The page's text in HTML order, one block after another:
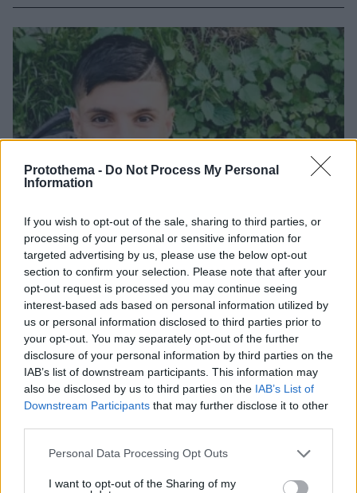
Protothema - Do Not Process My Personal
Information
If you wish to opt-out of the sale, sharing to third parties, or
processing of your personal or sensitive information for
targeted advertising by us, please use the below opt-out
section to confirm your selection. Please note that after your
opt-out request is processed you may continue seeing
interest-based ads based on personal information utilized by
us or personal information disclosed to third parties prior to
your opt-out. You may separately opt-out of the further
disclosure of your personal information by third parties on the
IAB’s list of downstream participants. This information may
also be disclosed by us to third parties on the IAB’s List of
Downstream Participants that may further disclose it to other
Please note that this website/app uses one or more Google
not limited to your visit or usage behaviour. You may click to
Personal Data Processing Opt Outs
I want to opt-out of the Sharing of my
Από τη Μόρια στον γάμο, τη ΜΚΟ και την
κατηγορία για φόνο: Η σκοτεινή διαδρομή του
26χρονου Αφγανού που σκότωσε τη Βρετανίδα
08.08.2026, 12:18